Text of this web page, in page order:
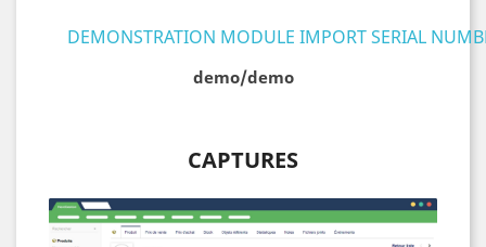
DEMONSTRATION MODULE IMPORT SERIAL
demo/demo
CAPTURES